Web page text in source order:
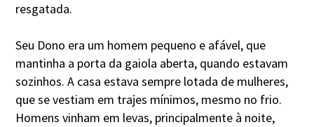
resgatada.
Seu Dono era um homem pequeno e afável, que
mantinha a porta da gaiola aberta, quando estavam
sozinhos. A casa estava sempre lotada de mulheres,
que se vestiam em trajes mínimos, mesmo no frio.
Homens vinham em levas, principalmente à noite,